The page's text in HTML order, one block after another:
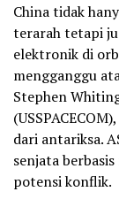
China tidak
terarah tetapi
elektronik di
mengganggu
Stephen
dari antariksa.
senjata
potensi konflik.